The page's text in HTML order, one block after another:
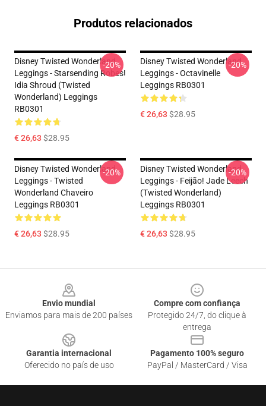
Produtos relacionados
Disney Twisted Wonderland
Leggings - Starsending Robes!
Idia Shroud (Twisted
Wonderland) Leggings
RB0301
€ 26,63 $28.95
-20%
Disney Twisted Wonderland
Leggings - Octavinelle
Leggings RB0301
€ 26,63 $28.95
-20%
Disney Twisted Wonderland
Leggings - Twisted
Wonderland Chaveiro
Leggings RB0301
€ 26,63 $28.95
-20%
Disney Twisted Wonderland
Leggings - Feijão! Jade Leech
(Twisted Wonderland)
Leggings RB0301
€ 26,63 $28.95
-20%
Envio mundial
Enviamos para mais de 200 países
Compre com confiança
Protegido 24/7, do clique à
entrega
Garantia internacional
Oferecido no país de uso
Pagamento 100% seguro
PayPal / MasterCard / Visa